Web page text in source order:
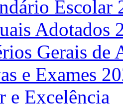
Escolar
Adotados
Gerais de
e Exames
e Excelência